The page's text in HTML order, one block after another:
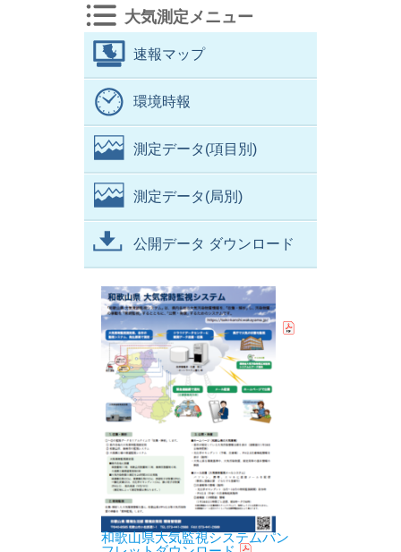
大気測定メニュー
速報マップ
環境時報
測定データ(項目別)
測定データ(局別)
公開データ ダウンロード
和歌山県大気監視システムパン